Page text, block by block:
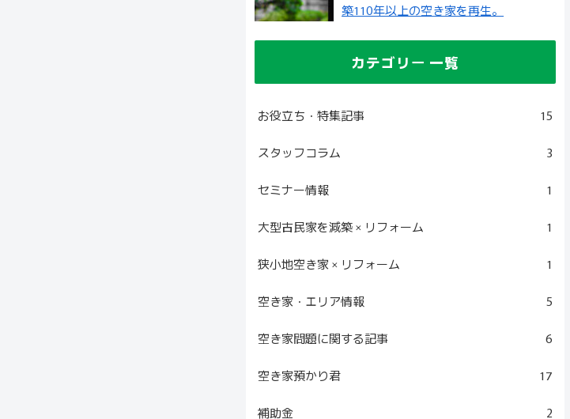
築110年以上の空き家を再生。
カテゴリー 一覧
お役立ち・特集記事 15
スタッフコラム 3
セミナー情報 1
大型古民家を減築 × リフォーム 1
狭小地空き家 × リフォーム 1
空き家・エリア情報 5
空き家問題に関する記事 6
空き家預かり君 17
補助金 2